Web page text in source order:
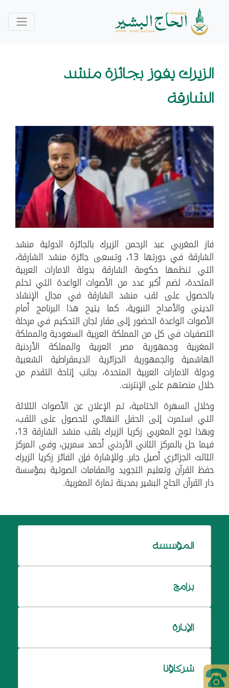
الزيرك يفوز بجائزة منشد
الشارقة
فاز المغربي عبد الرحمن الزيرك بالجائزة الدولية منشد
الشارقة في دورتها 13، وتسعى جائزة منشد الشارقة،
التي تنظمها حكومة الشارقة بدولة الامارات العربية
المتحدة، لضم أكبر عدد من الأصوات الواعدة التي تحلم
بالحصول على لقب منشد الشارقة في مجال الإنشاد
الديني والأمداح النبوية، كما يتيح هذا البرنامج أمام
الأصوات الواعدة الحضور إلى مقار لجان التحكيم في مرحلة
التصفيات في كل من المملكة العربية السعودية والمملكة
المغربية وجمهورية مصر العربية والمملكة الأردنية
الهاشمية والجمهورية الجزائرية الديمقراطية الشعبية
ودولة الامارات العربية المتحدة، بجانب إتاحة التقدم من
خلال منصتهم على الإنترنت.
وخلال السهرة الختامية، تم الإعلان عن الأصوات الثلاثة
التي استمرت إلى الحفل النهائي للحصول على اللقب،
وبهذا توج المغربي زكريا الزيرك بلقب منشد الشارقة 13،
فيما حل بالمركز الثاني الأردني أحمد سمرين، وفي المركز
الثالث الجزائري أصيل جابر. وللإشارة فإن الفائز زكريا الزيرك
حفظ القرآن وتعليم التجويد والمقامات الصوتية بمؤسسة
دار القرآن الحاج البشير بمدينة تمارة المغربية.
المؤسسة
برامج
الإدارة
شركاؤنا